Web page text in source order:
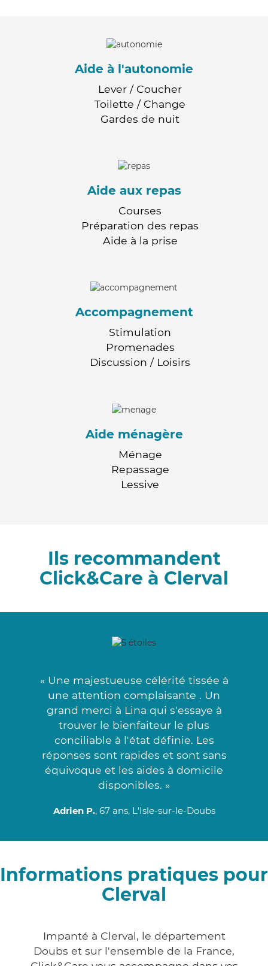
Aide à l'autonomie
Lever / Coucher
Toilette / Change
Gardes de nuit
Aide aux repas
Courses
Préparation des repas
Aide à la prise
Accompagnement
Stimulation
Promenades
Discussion / Loisirs
Aide ménagère
Ménage
Repassage
Lessive
Ils recommandent
Click&Care à Clerval
« Une majestueuse célérité tissée à
une attention complaisante . Un
grand merci à Lina qui s'essaye à
trouver le bienfaiteur le plus
conciliable à l'état définie. Les
réponses sont rapides et sont sans
équivoque et les aides à domicile
disponibles. »
Adrien P., 67 ans, L'Isle-sur-le-Doubs
Informations pratiques pour
Clerval
Impanté à Clerval, le département
Doubs et sur l'ensemble de la France,